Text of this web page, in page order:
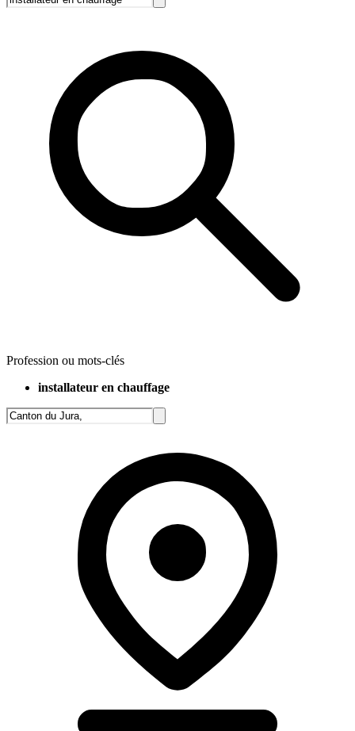
Profession ou mots-clés
installateur en chauffage